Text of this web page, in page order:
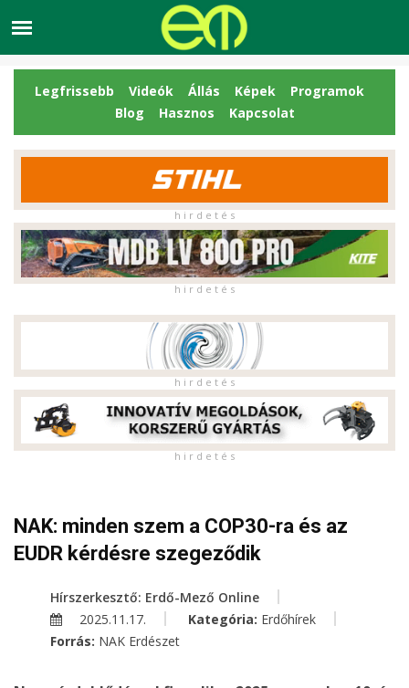
Legfrissebb Videók Állás Képek
Programok
Blog
Hasznos Kapcsolat
h i r d e t é s
h i r d e t é s
h i r d e t é s
h i r d e t é s
NAK: minden szem a COP30-ra és az
EUDR kérdésre szegeződik
Hírszerkesztő: Erdő-Mező Online
2025.11.17.
Kategória: Erdőhírek
Forrás: NAK Erdészet